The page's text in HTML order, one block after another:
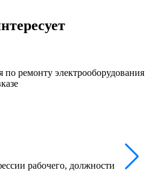
по ремонту электрооборудования
рабочего, должности